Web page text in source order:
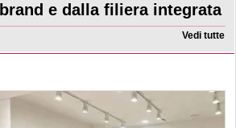
e dalla filiera integrata
Vedi tutte